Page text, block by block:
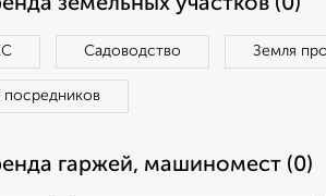
земельных участков (0)
Садоводство Земля
посредников
гаржей, машиномест (0)